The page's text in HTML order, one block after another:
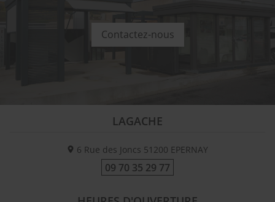
Contactez-nous
LAGACHE
6 Rue des Joncs 51200 EPERNAY
09 70 35 29 77